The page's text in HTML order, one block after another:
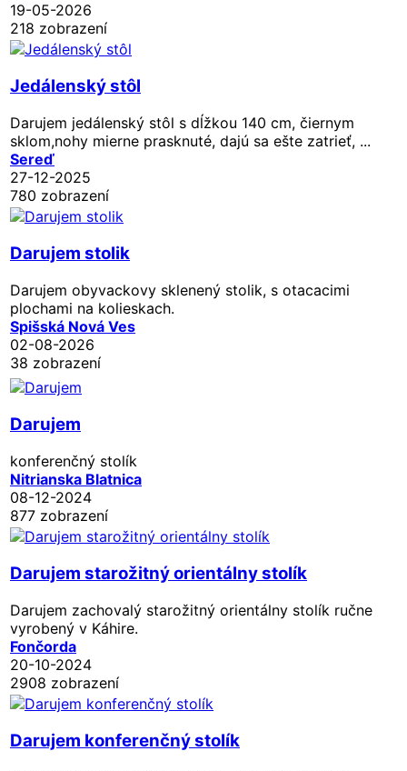
19-05-2026
218 zobrazení
Jedálenský stôl
Darujem jedálenský stôl s dĺžkou 140 cm, čiernym
sklom,nohy mierne prasknuté, dajú sa ešte zatrieť, ...
Sereď
27-12-2025
780 zobrazení
Darujem stolik
Darujem obyvackovy sklenený stolik, s otacacimi
plochami na kolieskach.
Spišská Nová Ves
02-08-2026
38 zobrazení
Darujem
konferenčný stolík
Nitrianska Blatnica
08-12-2024
877 zobrazení
Darujem starožitný orientálny stolík
Darujem zachovalý starožitný orientálny stolík ručne
vyrobený v Káhire.
Fončorda
20-10-2024
2908 zobrazení
Darujem konferenčný stolík